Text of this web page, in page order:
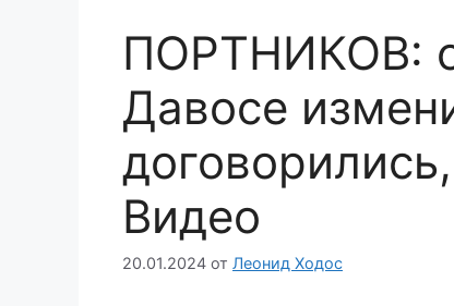
ПОРТНИКОВ:
Давосе
Видео
20.01.2024 от Леонид Ходос